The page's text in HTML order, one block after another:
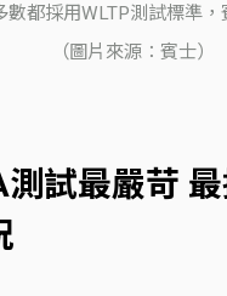
都採用WLTP測試標準，
（圖片來源：賓士）
測試最嚴苛